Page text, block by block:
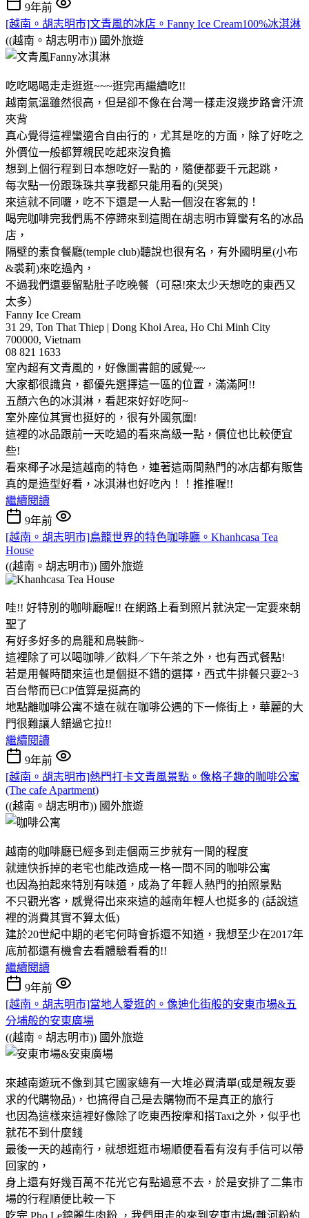
9年前
[越南。胡志明市]文青風的冰店。Fanny Ice Cream100%冰淇淋
((越南。胡志明市)) 國外旅遊
吃吃喝喝走走逛逛~~~逛完再繼續吃!!
越南氣溫雖然很高，但是卻不像在台灣一樣走沒幾步路會汗流
夾背
真心覺得這裡蠻適合自由行的，尤其是吃的方面，除了好吃之
外價位一般都算親民吃起來沒負擔
想到上個行程到日本想吃好一點的，隨便都要千元起跳，
每次點一份跟珠珠共享我都只能用看的(哭哭)
來這就不同囉，吃不下還是一人點一個沒在客氣的！
喝完咖啡完我們馬不停蹄來到這間在胡志明市算蠻有名的冰品
店，
隔壁的素食餐廳(temple club)聽說也很有名，有外國明星(小布
&裘莉)來吃過內，
不過我們還要留點肚子吃晚餐（可惡!來太少天想吃的東西又
太多）
Fanny Ice Cream
31 29, Ton That Thiep | Dong Khoi Area, Ho Chi Minh City
700000, Vietnam
08 821 1633
室內超有文青風的，好像圖書館的感覺~~
大家都很識貨，都優先選擇這一區的位置，滿滿阿!!
五顏六色的冰淇淋，看起來好好吃阿~
室外座位其實也挺好的，很有外國氛圍!
這裡的冰品跟前一天吃過的看來高級一點，價位也比較便宜
些!
看來椰子冰是這越南的特色，連著這兩間熱門的冰店都有販售
真的是造型好看，冰淇淋也好吃內！！推推喔!!
繼續閱讀
9年前
[越南。胡志明市]鳥籠世界的特色咖啡廳。Khanhcasa Tea
House
((越南。胡志明市)) 國外旅遊
哇!! 好特別的咖啡廳喔!! 在網路上看到照片就決定一定要來朝
聖了
有好多好多的鳥籠和鳥裝飾~
這裡除了可以喝咖啡／飲料／下午茶之外，也有西式餐點!
若是用餐時間來這也是個挺不錯的選擇，西式牛排餐只要2~3
百台幣而已CP值算是挺高的
地點離咖啡公寓不遠在就在咖啡公遇的下一條街上，華麗的大
門很難讓人錯過它拉!!
繼續閱讀
9年前
[越南。胡志明市]熱門打卡文青風景點。像格子趣的咖啡公寓
(The cafe Apartment)
((越南。胡志明市)) 國外旅遊
越南的咖啡廳已經多到走個兩三步就有一間的程度
就連快拆掉的老宅也能改造成一格一間不同的咖啡公寓
也因為拍起來特別有味道，成為了年輕人熱門的拍照景點
不只觀光客，感覺得出來來這的越南年輕人也挺多的 (話說這
裡的消費其實不算太低)
建於20世紀中期的老宅何時會拆還不知道，我想至少在2017年
底前都還有機會去看體驗看看的!!
繼續閱讀
9年前
[越南。胡志明市]當地人愛逛的。像迪化街般的安東市場&五
分埔般的安東廣場
((越南。胡志明市)) 國外旅遊
來越南遊玩不像到其它國家總有一大堆必買清單(或是親友要
求的代購物品)，也搞得自己是去購物而不是真正的旅行
也因為這樣來這裡好像除了吃東西按摩和搭Taxi之外，似乎也
就花不到什麼錢
最後一天的越南行，就想逛逛市場順便看看有沒有手信可以帶
回家的，
身上還有好幾百萬不花光它有點過意不去，於是安排了二集市
場的行程順便比較一下
吃完 Pho Le錦麗牛肉粉 ，我們用走的來到安東市場(離河粉約